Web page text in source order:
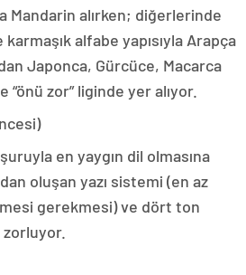
Mandarin alırken; diğerlerinde
karmaşık alfabe yapısıyla Arapça
Japonca, Gürcüce, Macarca
zor” liginde yer alıyor.
en yaygın dil olmasına
oluşan yazı sistemi (en az
gerekmesi) ve dört ton